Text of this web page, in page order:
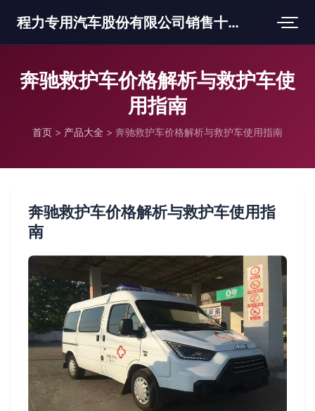
程力专用汽车股份有限公司销售十三分公司
奔驰救护车价格解析与救护车使
用指南
首页 > 产品大全 > 奔驰救护车价格解析与救护车使用指南
奔驰救护车价格解析与救护车使用指
南